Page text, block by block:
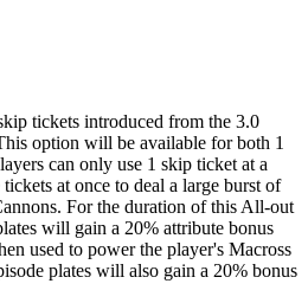
tickets introduced from the 3.0
option will be available for both 1
can only use 1 skip ticket at a
at once to deal a large burst of
For the duration of this All-out
will gain a 20% attribute bonus
used to power the player's Macross
plates will also gain a 20% bonus